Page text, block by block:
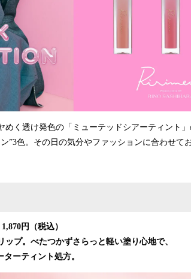
めく透け発色の「ミューテッドシアーティント
”3色。その日の気分やファッションに合わせて
円（税込）
プ。べたつかずさらっと軽い塗り心地で、
ーティント処方。